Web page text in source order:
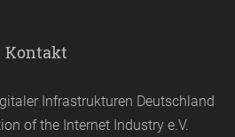
Kontakt
Infrastrukturen Deutschland
of the Internet Industry e.V.